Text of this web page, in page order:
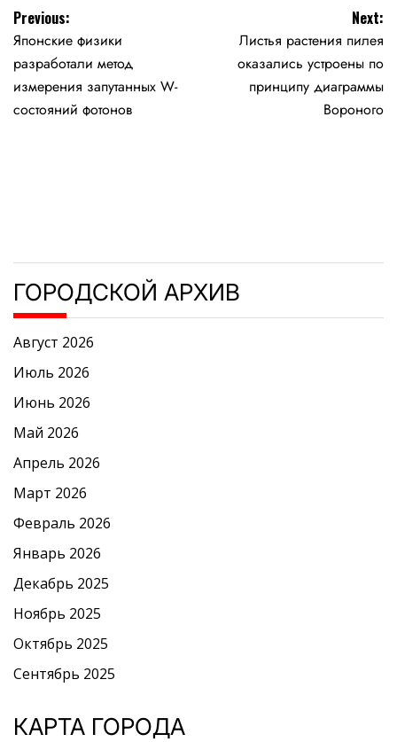
Навигация
по
записям
Previous:
Японские физики
разработали метод
измерения запутанных W-
состояний фотонов
Next:
Листья растения пилея
оказались устроены по
принципу диаграммы
Вороного
ГОРОДСКОЙ АРХИВ
Август 2026
Июль 2026
Июнь 2026
Май 2026
Апрель 2026
Март 2026
Февраль 2026
Январь 2026
Декабрь 2025
Ноябрь 2025
Октябрь 2025
Сентябрь 2025
КАРТА ГОРОДА